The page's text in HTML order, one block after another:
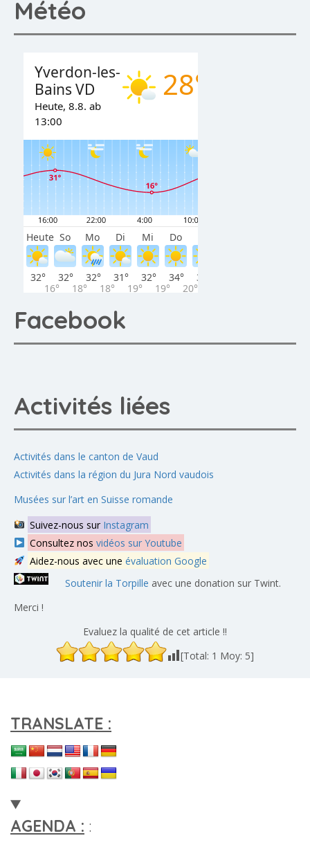
Météo
Facebook
Activités liées
Activités dans le canton de Vaud
Activités dans la région du Jura Nord vaudois
Musées sur l’art en Suisse romande
Suivez-nous sur Instagram
Consultez nos vidéos sur Youtube
Aidez-nous avec une évaluation Google
Soutenir la Torpille avec une donation sur Twint.
Merci !
Evaluez la qualité de cet article !!
[Total: 1 Moy: 5]
TRANSLATE :
AGENDA : :